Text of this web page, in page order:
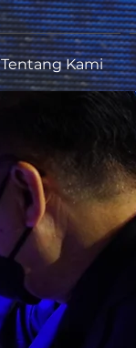
Tentang Kami